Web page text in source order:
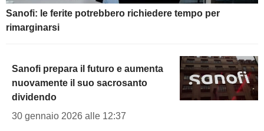
Sanofi: le ferite potrebbero richiedere tempo per
rimarginarsi
Sanofi prepara il futuro e aumenta
nuovamente il suo sacrosanto
dividendo
30 gennaio 2026 alle 12:37